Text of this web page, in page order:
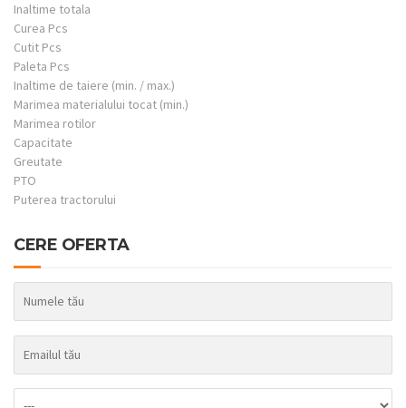
Inaltime totala
Curea Pcs
Cutit Pcs
Paleta Pcs
Inaltime de taiere (min. / max.)
Marimea materialului tocat (min.)
Marimea rotilor
Capacitate
Greutate
PTO
Puterea tractorului
CERE OFERTA